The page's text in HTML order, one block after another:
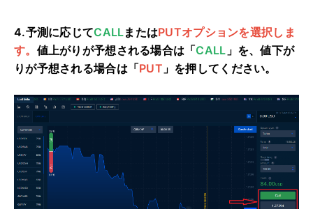
4.予測に応じてCALLまたはPUTオプションを選択しま
す。 値上がりが予想される場合は「CALL 」を、値下が
りが予想される場合は「PUT 」を押してください。